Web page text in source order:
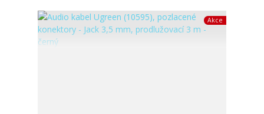
Akce